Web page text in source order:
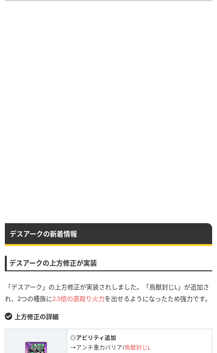
デスアークの新着情報
デスアークの上方修正が実装
「デスアーク」の上方修正が実装されしました。「鳥獣封じL」が追加さ
れ、2つの種族に2.5倍の直殴り火力を出せるようになったため強力です。
上方修正の詳細
◎アビリティ追加
→アンチ重力バリア/鳥獣封じL